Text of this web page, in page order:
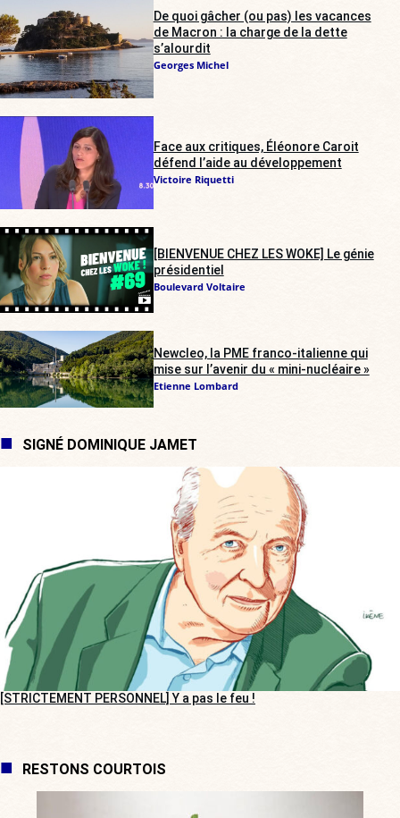
De quoi gâcher (ou pas) les vacances
de Macron : la charge de la dette
s’alourdit
Georges Michel
Face aux critiques, Éléonore Caroit
défend l’aide au développement
Victoire Riquetti
[BIENVENUE CHEZ LES WOKE] Le génie
présidentiel
Boulevard Voltaire
Newcleo, la PME franco-italienne qui
mise sur l’avenir du « mini-nucléaire »
Etienne Lombard
SIGNÉ DOMINIQUE JAMET
[STRICTEMENT PERSONNEL] Y a pas le feu !
RESTONS COURTOIS